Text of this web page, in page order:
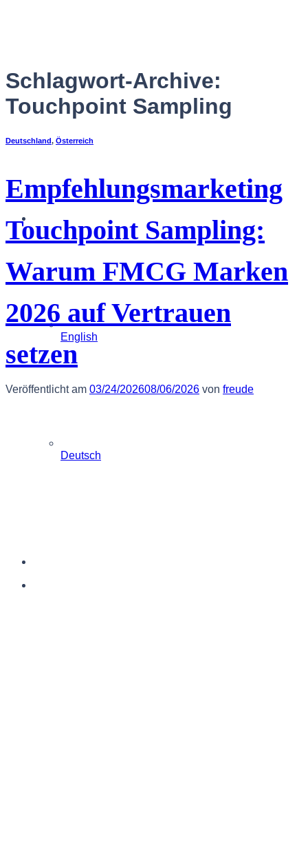
Deutsch
English
Deutsch
Schlagwort-Archive:
Touchpoint Sampling
Deutschland, Österreich
Empfehlungsmarketing
Touchpoint Sampling:
Warum FMCG Marken
2026 auf Vertrauen
setzen
Veröffentlicht am 03/24/202608/06/2026 von freude